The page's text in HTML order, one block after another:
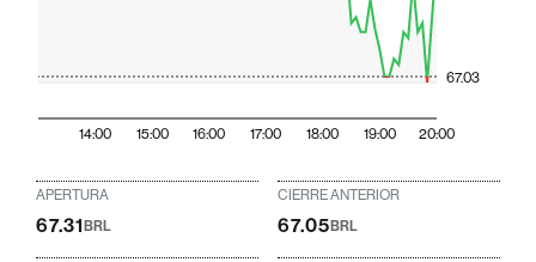
14:00 15:00 16:00 17:00 18:00 19:00 20:00
67.03
APERTURA
67.31BRL
CIERRE ANTERIOR
67.05BRL